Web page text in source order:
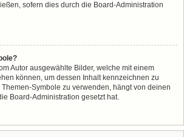
sofern dies durch die Board-Administration
Autor ausgewählte Bilder, welche mit einem
können, um dessen Inhalt kennzeichnen zu
Symbole zu verwenden, hängt von deinen
Board-Administration gesetzt hat.